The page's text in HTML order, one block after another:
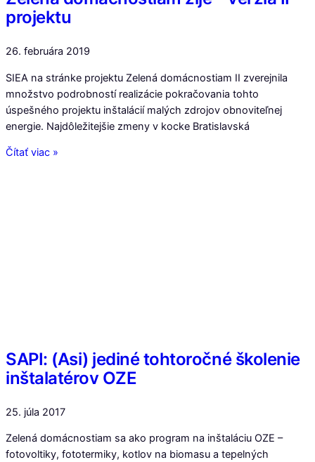
projektu
26. februára 2019
SIEA na stránke projektu Zelená domácnostiam II zverejnila
množstvo podrobností realizácie pokračovania tohto
úspešného projektu inštalácií malých zdrojov obnoviteľnej
energie. Najdôležitejšie zmeny v kocke Bratislavská
Čítať viac »
SAPI: (Asi) jediné tohtoročné školenie
inštalatérov OZE
25. júla 2017
Zelená domácnostiam sa ako program na inštaláciu OZE –
fotovoltiky, fototermiky, kotlov na biomasu a tepelných